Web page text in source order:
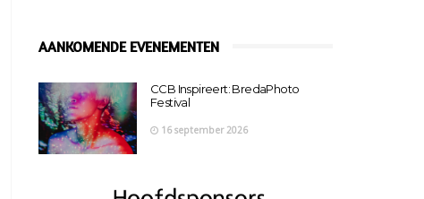
AANKOMENDE EVENEMENTEN
CCB Inspireert: BredaPhoto
Festival
16 september 2026